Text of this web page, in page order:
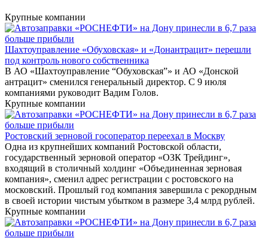
Крупные компании
Шахтоуправление «Обуховская» и «Донантрацит» перешли
под контроль нового собственника
В АО «Шахтоуправление “Обуховская”» и АО «Донской
антрацит» сменился генеральный директор. С 9 июля
компаниями руководит Вадим Голов.
Крупные компании
Ростовский зерновой госоператор переехал в Москву
Одна из крупнейших компаний Ростовской области,
государственный зерновой оператор «ОЗК Трейдинг»,
входящий в столичный холдинг «Объединенная зерновая
компания», сменил адрес регистрации с ростовского на
московский. Прошлый год компания завершила с рекордным
в своей истории чистым убытком в размере 3,4 млрд рублей.
Крупные компании